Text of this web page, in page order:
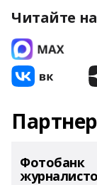
Читайте
Фотобанк